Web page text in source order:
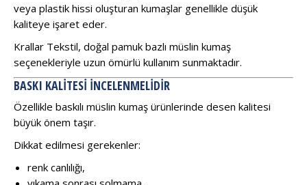
veya plastik hissi oluşturan kumaşlar genellikle düşük
kaliteye işaret eder.
Krallar Tekstil, doğal pamuk bazlı müslin kumaş
seçenekleriyle uzun ömürlü kullanım sunmaktadır.
BASKI KALITESI İNCELENMELIDIR
Özellikle baskılı müslin kumaş ürünlerinde desen kalitesi
büyük önem taşır.
Dikkat edilmesi gerekenler:
renk canlılığı,